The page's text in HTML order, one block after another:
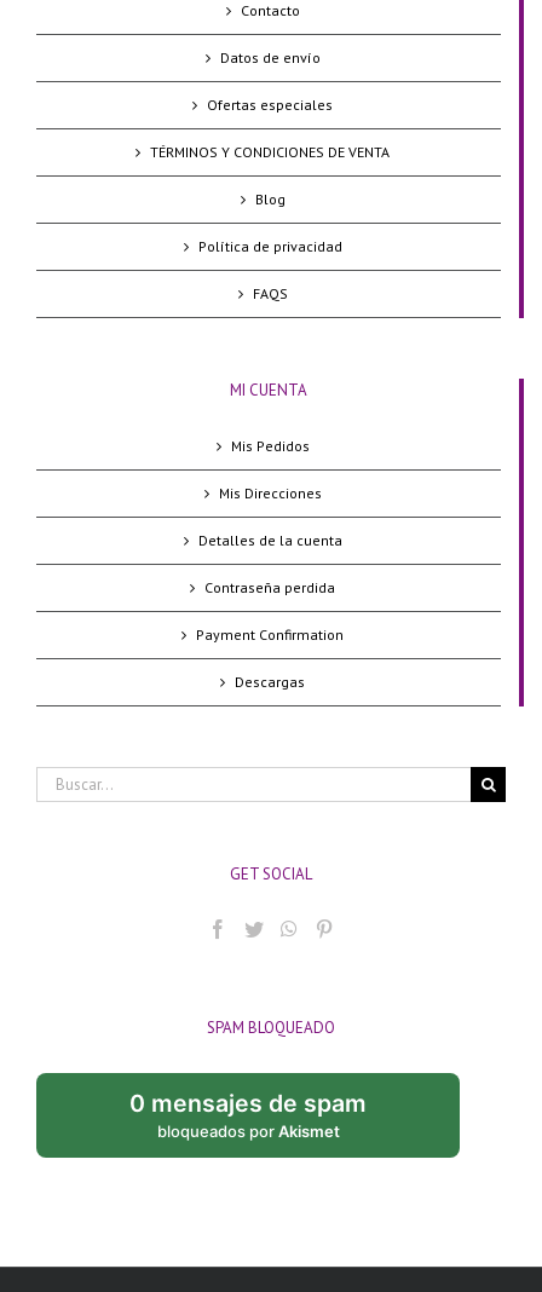
Contacto
Datos de envío
Ofertas especiales
TÉRMINOS Y CONDICIONES DE VENTA
Blog
Política de privacidad
FAQS
MI CUENTA
Mis Pedidos
Mis Direcciones
Detalles de la cuenta
Contraseña perdida
Payment Confirmation
Descargas
Buscar:
GET SOCIAL
SPAM BLOQUEADO
0 mensajes de spam
bloqueados porAkismet